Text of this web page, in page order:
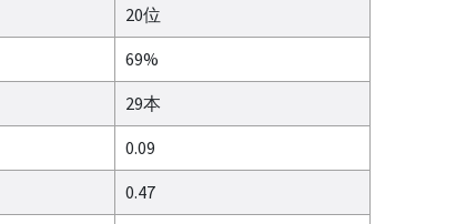
20位
69%
29本
0.09
0.47